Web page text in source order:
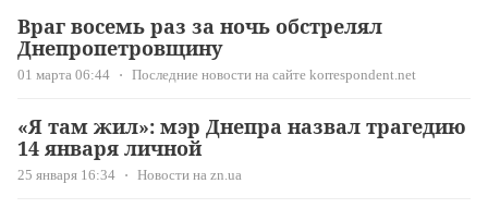
Враг восемь раз за ночь обстрелял
Днепропетровщину
01 марта 06:44 Последние новости на сайте korrespondent.net
«Я там жил»: мэр Днепра назвал трагедию
14 января личной
25 января 16:34 Новости на zn.ua